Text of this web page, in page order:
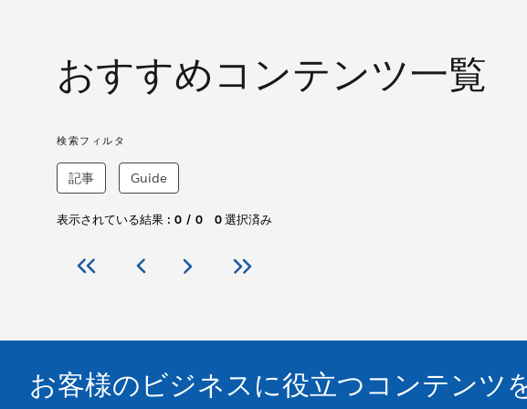
おすすめコンテンツ一覧
検索フィルタ
記事 Guide
表示されている結果 : 0 / 0 0選択済み
お客様のビジネスに役立つコンテンツ